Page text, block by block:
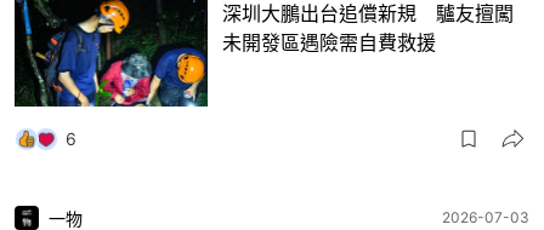
深圳大鵬出台追償新規 驢友擅闖
未開發區遇險需自費救援
6
一物 2026-07-03